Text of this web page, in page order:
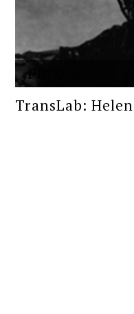
PROZA
TransLab: